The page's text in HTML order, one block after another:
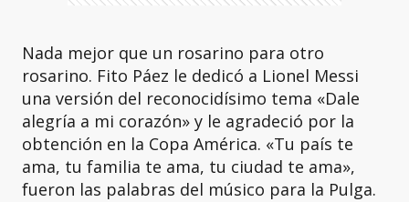
Nada mejor que un rosarino para otro
rosarino. Fito Páez le dedicó a Lionel Messi
una versión del reconocidísimo tema «Dale
alegría a mi corazón» y le agradeció por la
obtención en la Copa América. «Tu país te
ama, tu familia te ama, tu ciudad te ama»,
fueron las palabras del músico para la Pulga.